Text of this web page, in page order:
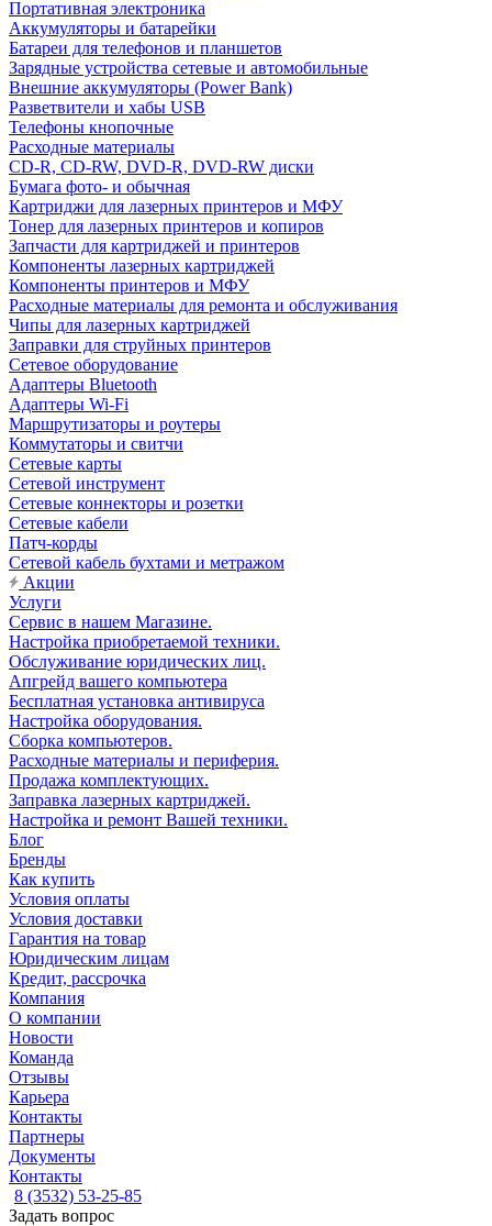
Портативная электроника
Аккумуляторы и батарейки
Батареи для телефонов и планшетов
Зарядные устройства сетевые и автомобильные
Внешние аккумуляторы (Power Bank)
Разветвители и хабы USB
Телефоны кнопочные
Расходные материалы
CD-R, CD-RW, DVD-R, DVD-RW диски
Бумага фото- и обычная
Картриджи для лазерных принтеров и МФУ
Тонер для лазерных принтеров и копиров
Запчасти для картриджей и принтеров
Компоненты лазерных картриджей
Компоненты принтеров и МФУ
Расходные материалы для ремонта и обслуживания
Чипы для лазерных картриджей
Заправки для струйных принтеров
Сетевое оборудование
Адаптеры Bluetooth
Адаптеры Wi-Fi
Маршрутизаторы и роутеры
Коммутаторы и свитчи
Сетевые карты
Сетевой инструмент
Сетевые коннекторы и розетки
Сетевые кабели
Патч-корды
Сетевой кабель бухтами и метражом
Акции
Услуги
Сервис в нашем Магазине.
Настройка приобретаемой техники.
Обслуживание юридических лиц.
Апгрейд вашего компьютера
Бесплатная установка антивируса
Настройка оборудования.
Сборка компьютеров.
Расходные материалы и периферия.
Продажа комплектующих.
Заправка лазерных картриджей.
Настройка и ремонт Вашей техники.
Блог
Бренды
Как купить
Условия оплаты
Условия доставки
Гарантия на товар
Юридическим лицам
Кредит, рассрочка
Компания
О компании
Новости
Команда
Отзывы
Карьера
Контакты
Партнеры
Документы
Контакты
8 (3532) 53-25-85
Задать вопрос